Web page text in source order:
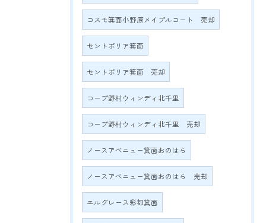
コスモ箕面小野原メイプルコート 売却
セントポリア箕面
セントポリア箕面 売却
コープ野村ウィンディ北千里
コープ野村ウィンディ北千里 売却
ノースアベニュー箕面おのはら
ノースアベニュー箕面おのはら 売却
エルグレース彩都箕面